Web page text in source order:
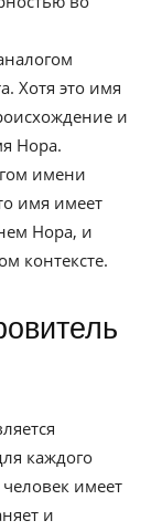
Хотя это имя
и
Нора.
имени
имя имеет
Нора, и
контексте.
каждого
имеет
и